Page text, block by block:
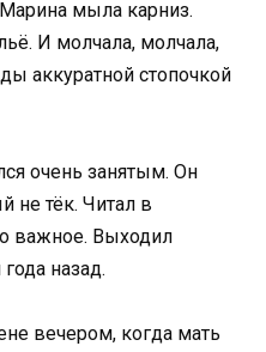
мыла карниз.
И молчала, молчала,
аккуратной стопочкой
очень занятым. Он
не тёк. Читал в
важное. Выходил
назад.
вечером, когда мать